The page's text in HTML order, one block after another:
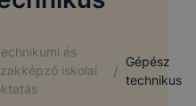
és
iskolai
/
Gépész
technikus